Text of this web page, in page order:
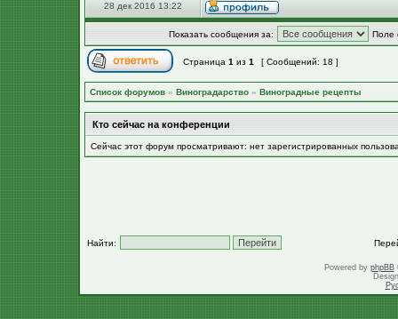
28 дек 2016 13:22
Показать сообщения за: Поле
Страница 1 из 1 [ Сообщений: 18 ]
Список форумов » Виноградарство » Виноградные рецепты
Кто сейчас на конференции
Сейчас этот форум просматривают: нет зарегистрированных
Найти:
Powered by phpBB